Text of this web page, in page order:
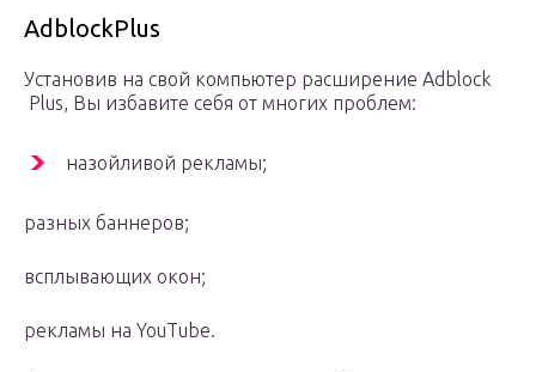
AdblockPlus
Установив на свой компьютер расширение Adblock
Plus, Вы избавите себя от многих проблем:
назойливой рекламы;
разных баннеров;
всплывающих окон;
рекламы на YouTube.